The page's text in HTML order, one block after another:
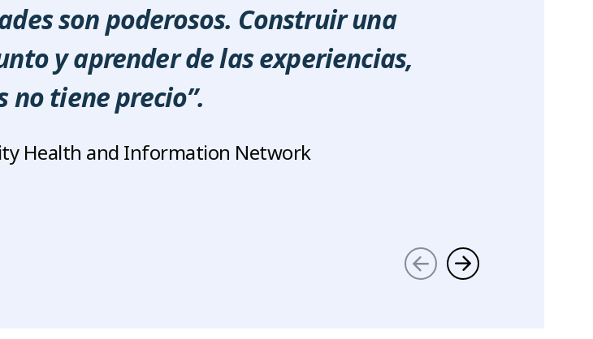
son poderosos. Construir una
y aprender de las experiencias,
tiene precio”.
Health and Information Network